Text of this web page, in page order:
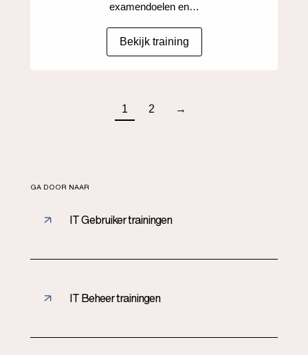
examendoelen en…
Bekijk training
1 2 →
GA DOOR NAAR
IT Gebruiker trainingen
IT Beheer trainingen